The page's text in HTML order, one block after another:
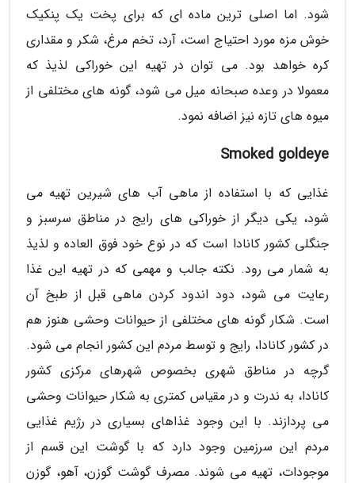
شود. اما اصلی ترین ماده ای که برای پخت یک پنکیک
خوش مزه مورد احتیاج است، آرد، تخم مرغ، شکر و مقداری
کره خواهد بود. می توان در تهیه این خوراکی لذیذ که
معمولا در وعده صبحانه میل می شود، گونه های مختلفی از
میوه های تازه نیز اضافه نمود.
Smoked goldeye
غذایی که با استفاده از ماهی آب های شیرین تهیه می
شود، یکی دیگر از خوراکی های رایج در مناطق سرسبز و
جنگلی کشور کانادا است که در نوع خود فوق العاده و لذیذ
به شمار می رود. نکته جالب و مهمی که در تهیه این غذا
رعایت می شود، دود اندود کردن ماهی قبل از طبخ آن
است. شکار گونه های مختلفی از حیوانات وحشی هنوز هم
در کشور کانادا، رایج و توسط مردم این کشور انجام می شود.
گرچه در مناطق شهری بخصوص شهرهای مرکزی کشور
کانادا، به ندرت و در مقیاس کمتری به شکار حیوانات وحشی
می پردازند. با این وجود غذاهای بسیاری در رژیم غذایی
مردم این سرزمین وجود دارد که با گوشت این قسم از
موجودات، تهیه می شوند. مصرف گوشت گوزن، آهو، گوزن